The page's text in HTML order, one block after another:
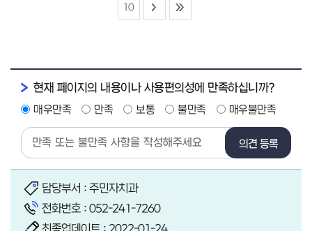
10
현재 페이지의 내용이나 사용편의성에 만족하십니까?
매우만족 만족 보통 불만족 매우불만족
의견 등록
담당부서 : 주민자치과
전화번호 : 052-241-7260